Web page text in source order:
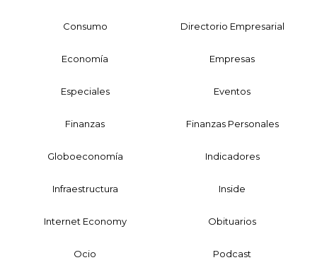
Consumo Directorio Empresarial
Economía Empresas
Especiales Eventos
Finanzas Finanzas Personales
Globoeconomía Indicadores
Infraestructura Inside
Internet Economy Obituarios
Ocio Podcast